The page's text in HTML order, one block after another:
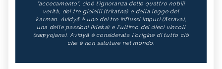
"accecamento", cioè l'ignoranza delle quattro nobili
verità, dei tre gioielli (triratna) e della legge del
karman. Avidyā è uno dei tre influssi impuri (āsrava),
una delle passioni (kleśa) e l'ultimo dei dieci vincoli
(saṃyojana). Avidyā è considerata l'origine di tutto ciò
che è non salutare nel mondo.